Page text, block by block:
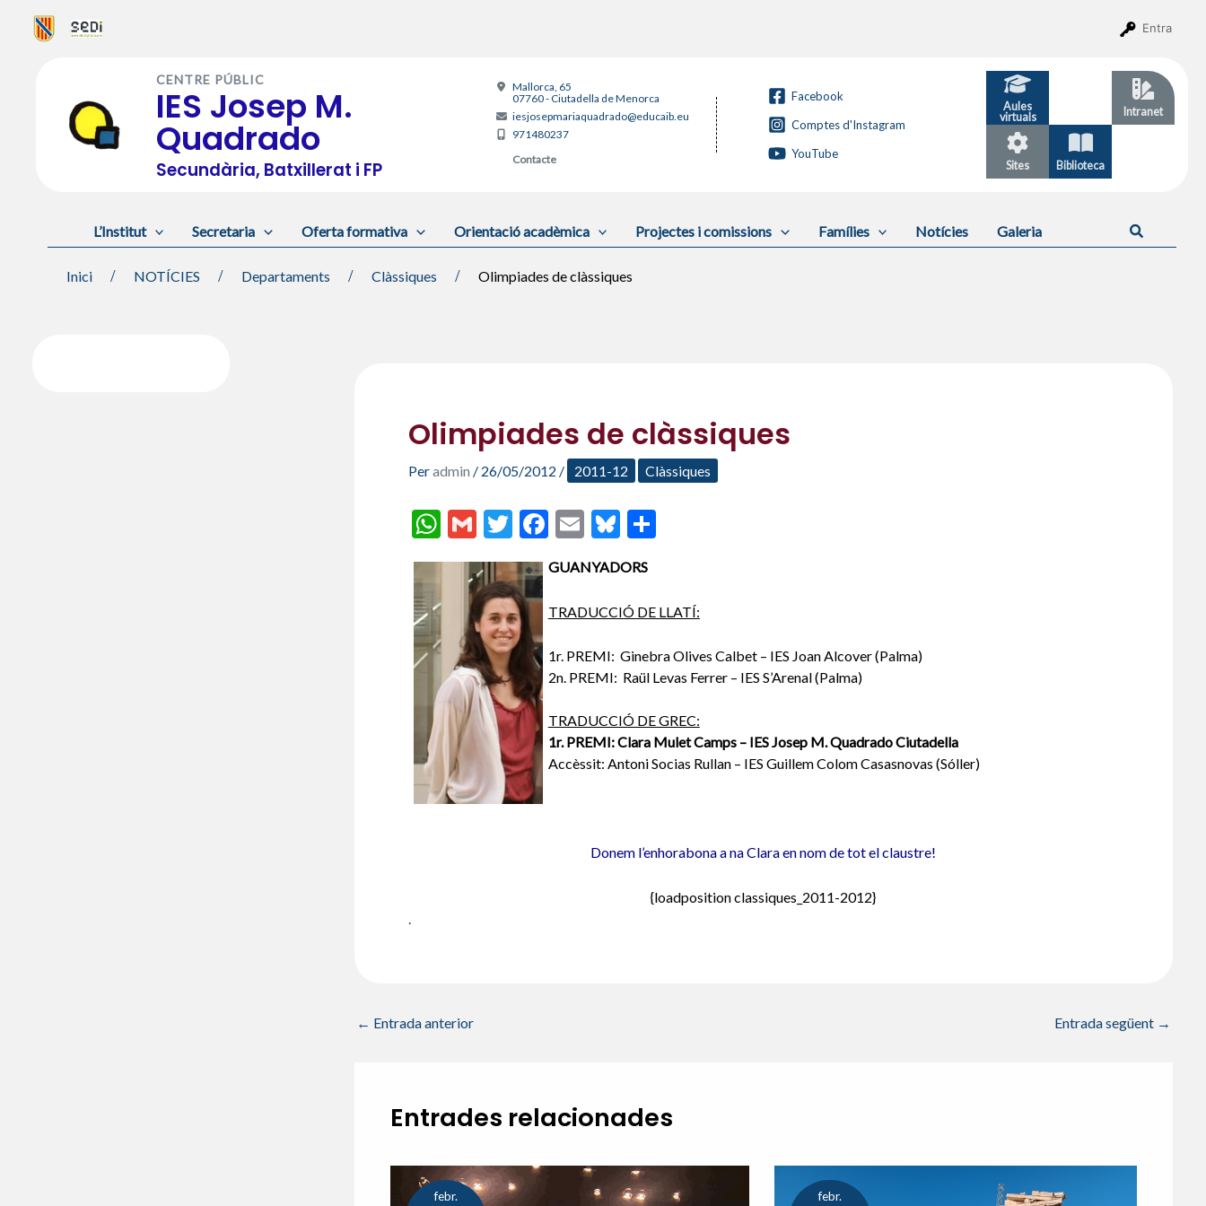
Entra
CENTRE PÚBLIC
IES Josep M.
Quadrado
Secundària, Batxillerat i FP
Mallorca, 65
07760 - Ciutadella de Menorca
iesjosepmariaquadrado@educaib.eu
971480237
Contacte
Facebook
Comptes d'Instagram
YouTube
Aules
virtuals
Intranet
Sites Biblioteca
L’Institut Secretaria Oferta formativa Orientació acadèmica Projectes i comissions Famílies Notícies Galeria Cerca
Inici NOTÍCIES Departaments Clàssiques Olimpiades de clàssiques
Olimpiades de clàssiques
Peradmin / 26/05/2012 / 2011-12 Clàssiques
W
h
s
A
p
p
G
m
ai
l
T
w
itt
er
F
ac
e
b
o
E
m
ai
l
Bl
u
es
ky
C
p
te
GUANYADORS
TRADUCCIÓ DE LLATÍ:
1r. PREMI: Ginebra Olives Calbet – IES Joan Alcover (Palma)
2n. PREMI: Raül Levas Ferrer – IES S’Arenal (Palma)
TRADUCCIÓ DE GREC:
1r. PREMI: Clara Mulet Camps – IES Josep M. Quadrado Ciutadella
Accèssit: Antoni Socias Rullan – IES Guillem Colom Casasnovas (Sóller)
Donem l’enhorabona a na Clara en nom de tot el claustre!
{loadposition classiques_2011-2012}
.
← Entrada anterior Entrada següent →
Entrades relacionades
febr. febr.